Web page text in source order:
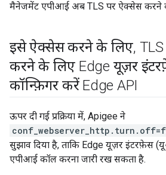
मैनेजमेंट एपीआई अब TLS पर ऐक्सेस करने
इसे ऐक्सेस करने के लिए,
करने के लिए Edge यूज़र
कॉन्फ़िगर करें Edge API
ऊपर दी गई प्रक्रिया में, Apigee ने
सुझाव दिया है, ताकि Edge यूज़र इंटरफ़ेस
एपीआई कॉल करना जारी रख सकता है.